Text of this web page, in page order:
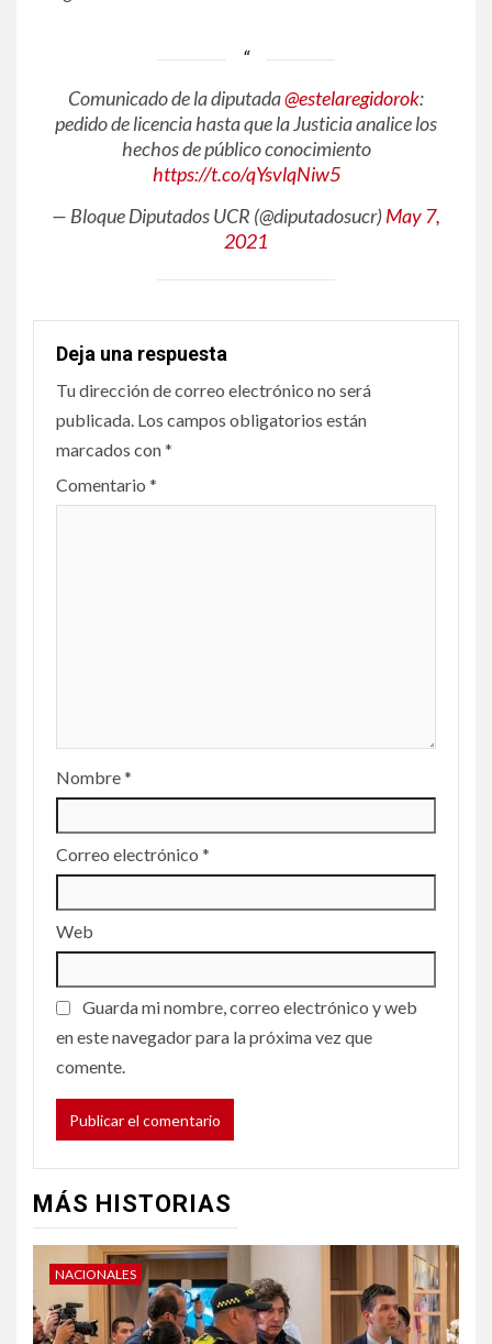
Comunicado de la diputada@estelaregidorok:
pedido de licencia hasta que la Justicia analice los
hechos de público conocimiento
https://t.co/qYsvlqNiw5
— Bloque Diputados UCR (@diputadosucr)May 7,
2021
Deja una respuesta
Tu dirección de correo electrónico no será
publicada. Los campos obligatorios están
marcados con*
Comentario *
Nombre*
Correo electrónico *
Web
Guarda mi nombre, correo electrónico y web
en este navegador para la próxima vez que
comente.
MÁS HISTORIAS
NACIONALES